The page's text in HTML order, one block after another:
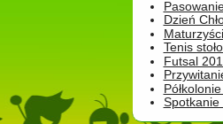
Dzień
Tenis
Futsal